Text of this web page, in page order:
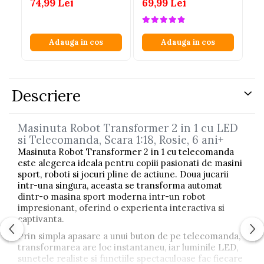
74,99 Lei
Adauga in cos
69,99 Lei
Adauga in cos
Descriere
Masinuta Robot Transformer 2 in 1 cu LED
si Telecomanda, Scara 1:18, Rosie, 6 ani+
Masinuta Robot Transformer 2 in 1 cu telecomanda
este alegerea ideala pentru copiii pasionati de masini
sport, roboti si jocuri pline de actiune. Doua jucarii
intr-una singura, aceasta se transforma automat
dintr-o masina sport moderna intr-un robot
impresionant, oferind o experienta interactiva si
captivanta.
Prin simpla apasare a unui buton de pe telecomanda,
transformarea are loc instantaneu, iar luminile LED,
sunetele realiste si functiile spectaculoase fac fiecare